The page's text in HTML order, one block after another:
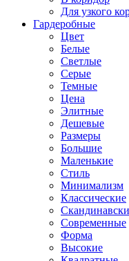
Для узкого
Гардеробные
Цвет
Белые
Светлые
Серые
Темные
Цена
Элитные
Дешевые
Размеры
Большие
Маленькие
Стиль
Минимализм
Классические
Современные
Форма
Высокие